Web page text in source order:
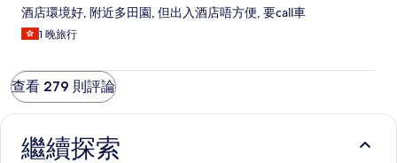
酒店環境好, 附近多田園, 但出入酒店唔方便, 要call車
1 晚旅行
查看 279 則評論
繼續探索